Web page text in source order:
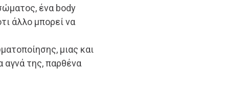
ένα body
άλλο μπορεί να
μιας και
αγνά της, παρθένα